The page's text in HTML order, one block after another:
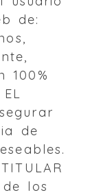
de:
100%
de
los